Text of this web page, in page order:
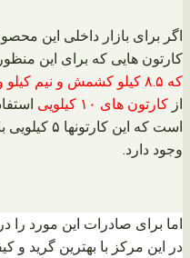
اگر برای بازار داخلی این
کارتون هایی که برای این
که ۸.۵ کیلو کشمش و نیم کیلو وزن کارتون
از کارتون های ۱۰ کیلویی
است که این
وجود دارد.
اما برای صادرات این مورد را
در این مرکز با بهترین گرید و